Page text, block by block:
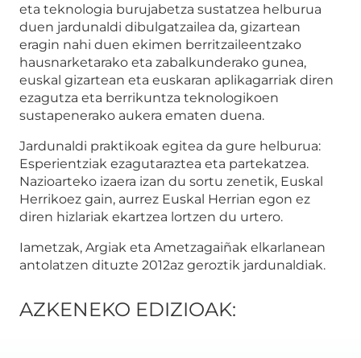
eta teknologia burujabetza sustatzea helburua
duen jardunaldi dibulgatzailea da, gizartean
eragin nahi duen ekimen berritzaileentzako
hausnarketarako eta zabalkunderako gunea,
euskal gizartean eta euskaran aplikagarriak diren
ezagutza eta berrikuntza teknologikoen
sustapenerako aukera ematen duena.
Jardunaldi praktikoak egitea da gure helburua:
Esperientziak ezagutaraztea eta partekatzea.
Nazioarteko izaera izan du sortu zenetik, Euskal
Herrikoez gain, aurrez Euskal Herrian egon ez
diren hizlariak ekartzea lortzen du urtero.
Iametzak, Argiak eta Ametzagaiñak elkarlanean
antolatzen dituzte 2012az geroztik jardunaldiak.
AZKENEKO EDIZIOAK: